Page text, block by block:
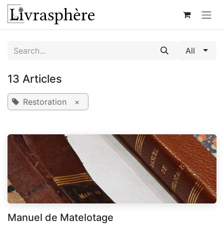
Skip to Content
All
13 Articles
Restoration ×
Manuel de Matelotage